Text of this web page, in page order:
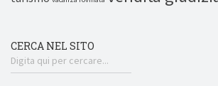
CERCA NEL SITO